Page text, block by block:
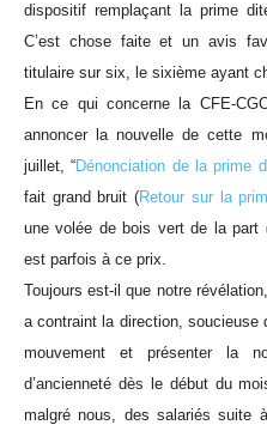
dispositif remplaçant la prime
C’est chose faite et un avis
titulaire sur six, le sixième ayant
En ce qui concerne la CFE-
annoncer la nouvelle de cette
juillet, “Dénonciation de la prime
fait grand bruit (Retour sur la
une volée de bois vert de la part
est parfois à ce prix.
Toujours est-il que notre
a contraint la direction,
mouvement et présenter la
d’ancienneté dès le début du
malgré nous, des salariés suite